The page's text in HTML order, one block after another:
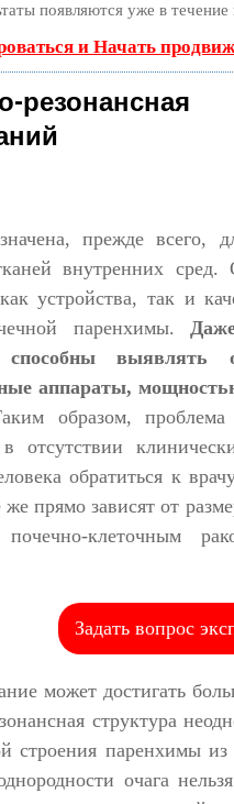
появляются уже в
и Начать
прежде всего,
внутренних сред.
устройства, так и
паренхимы.
способны выявлять
аппараты,
образом,
в отсутствии
обратиться к
прямо зависят от
почечно-клеточным
Задать вопрос
может достигать
структура
строения паренхимы из
очага